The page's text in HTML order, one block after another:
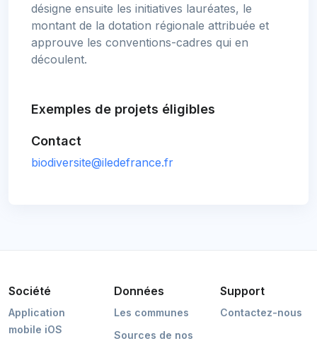
désigne ensuite les initiatives lauréates, le
montant de la dotation régionale attribuée et
approuve les conventions-cadres qui en
découlent.
Exemples de projets éligibles
Contact
biodiversite@iledefrance.fr
Société
Application
mobile iOS
Données
Les communes
Sources de nos
Support
Contactez-nous